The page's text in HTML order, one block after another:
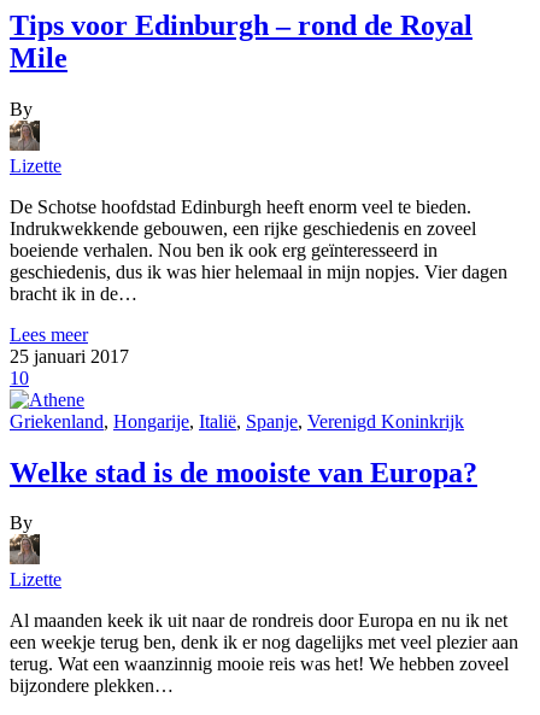
Tips voor Edinburgh – rond de Royal
Mile
By
Lizette
De Schotse hoofdstad Edinburgh heeft enorm veel te bieden.
Indrukwekkende gebouwen, een rijke geschiedenis en zoveel
boeiende verhalen. Nou ben ik ook erg geïnteresseerd in
geschiedenis, dus ik was hier helemaal in mijn nopjes. Vier dagen
bracht ik in de…
Lees meer
25 januari 2017
10
Griekenland, Hongarije, Italië, Spanje, Verenigd Koninkrijk
Welke stad is de mooiste van Europa?
By
Lizette
Al maanden keek ik uit naar de rondreis door Europa en nu ik net
een weekje terug ben, denk ik er nog dagelijks met veel plezier aan
terug. Wat een waanzinnig mooie reis was het! We hebben zoveel
bijzondere plekken…